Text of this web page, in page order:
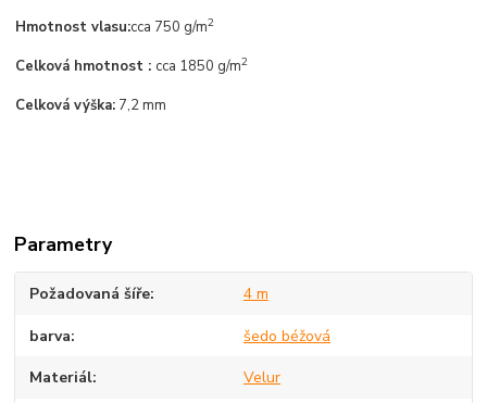
Hmotnost vlasu:cca 750 g/m2
Celková hmotnost : cca 1850 g/m2
Celková výška: 7,2 mm
Parametry
Požadovaná šíře 4 m
barva šedo béžová
Materiál Velur